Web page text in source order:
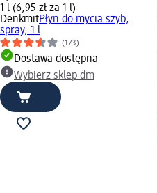
1 l (6,95 zł za 1 l)
DenkmitPłyn do mycia szyb,
spray, 1 l
(173)
Dostawa dostępna
Wybierz sklep dm